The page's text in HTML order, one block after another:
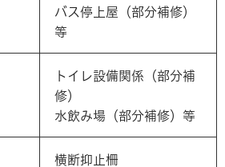
バス停上屋（部分補修）
等
トイレ設備関係（部分補
修）
水飲み場（部分補修）等
横断抑止柵